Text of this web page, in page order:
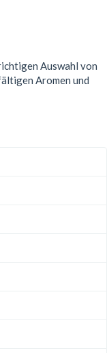
Auswahl von
Aromen und